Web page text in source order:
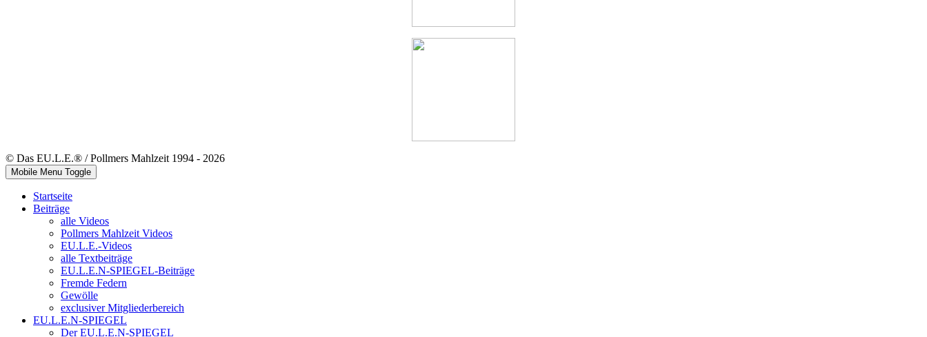
© Das EU.L.E.® / Pollmers Mahlzeit 1994 - 2026
Mobile Menu Toggle
Startseite
Beiträge
alle Videos
Pollmers Mahlzeit Videos
EU.L.E.-Videos
alle Textbeiträge
EU.L.E.N-SPIEGEL-Beiträge
Fremde Federn
Gewölle
exclusiver Mitgliederbereich
EU.L.E.N-SPIEGEL
Der EU.L.E.N-SPIEGEL